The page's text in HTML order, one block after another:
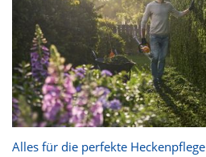
Alles für die perfekte Heckenpflege